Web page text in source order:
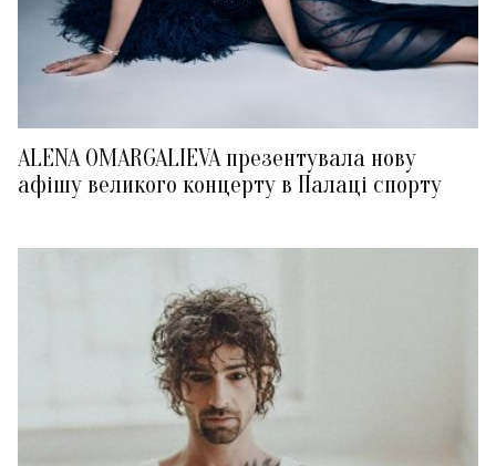
ALENA OMARGALIEVA презентувала нову
афішу великого концерту в Палаці спорту